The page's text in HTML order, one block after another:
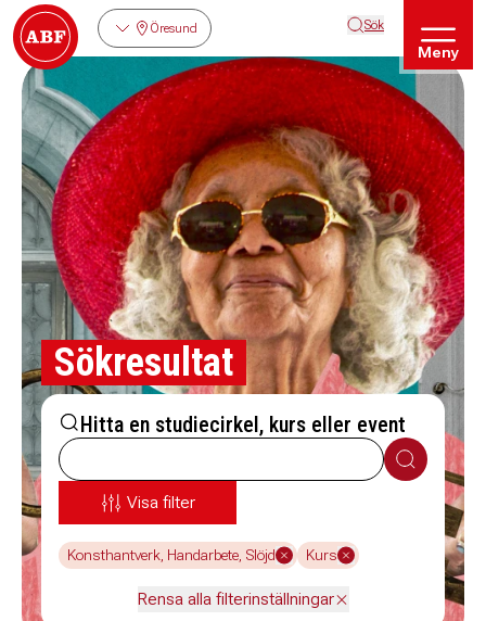
Öresund Sök
Meny
Sökresultat
Hitta en studiecirkel, kurs eller event
Sök
Visa filter
Konsthantverk, Handarbete, Slöjd Kurs
Rensa alla filterinställningar